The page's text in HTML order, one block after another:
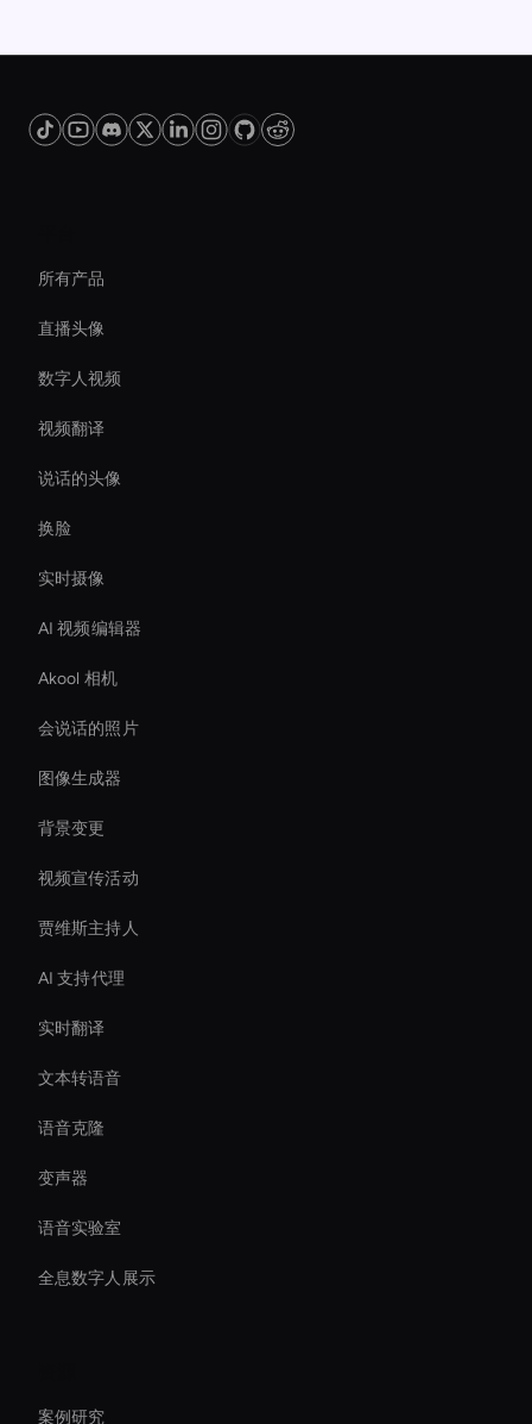
所有产品
直播头像
数字人视频
视频翻译
说话的头像
换脸
实时摄像
AI 视频编辑器
Akool 相机
会说话的照片
图像生成器
背景变更
视频宣传活动
贾维斯主持人
AI 支持代理
实时翻译
文本转语音
语音克隆
变声器
语音实验室
全息数字人展示
案例研究